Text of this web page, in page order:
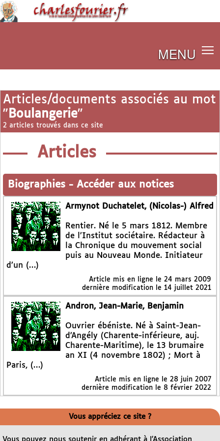
MENU
Articles/documents associés au mot
" Boulangerie"
2 articles trouvés dans ce site
Articles
Biographies - Accéder aux notices
Armynot Duchatelet, (Nicolas-) Alfred
Rentier. Né le 5 mars 1812. Membre
de l’Institut sociétaire. Rédacteur à
la Chronique du mouvement social
puis au Nouveau Monde. Initiateur
d’un (…)
Article mis en ligne le 24 mars 2009
dernière modification le 14 juillet 2021
Andron, Jean-Marie, Benjamin
Ouvrier ébéniste. Né à Saint-Jean-
d’Angély (Charente-inférieure, auj.
Charente-Maritime), le 13 brumaire
an XI (4 novembre 1802) ; Mort à
Paris, (…)
Article mis en ligne le 28 juin 2007
dernière modification le 8 février 2022
Vous appréciez ce site ?
Vous pouvez nous soutenir en adhérant à l’Association